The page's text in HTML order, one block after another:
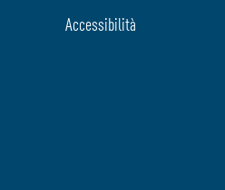
Accessibilità